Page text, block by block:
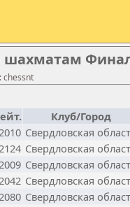
шахматам
chessnt
Клуб/Город
Свердловская
Свердловская
Свердловская
Свердловская
Свердловская